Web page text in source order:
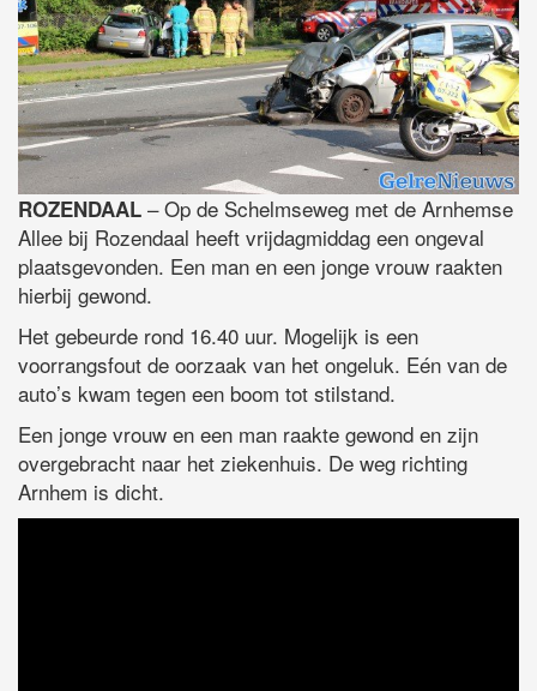
ROZENDAAL – Op de Schelmseweg met de Arnhemse
Allee bij Rozendaal heeft vrijdagmiddag een ongeval
plaatsgevonden. Een man en een jonge vrouw raakten
hierbij gewond.
Het gebeurde rond 16.40 uur. Mogelijk is een
voorrangsfout de oorzaak van het ongeluk. Eén van de
auto’s kwam tegen een boom tot stilstand.
Een jonge vrouw en een man raakte gewond en zijn
overgebracht naar het ziekenhuis. De weg richting
Arnhem is dicht.